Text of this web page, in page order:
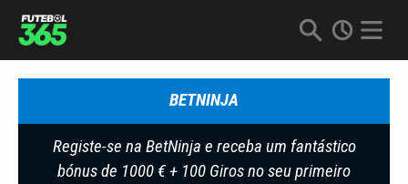
BETNINJA
Registe-se na BetNinja e receba um fantástico
bónus de 1000 € + 100 Giros no seu primeiro